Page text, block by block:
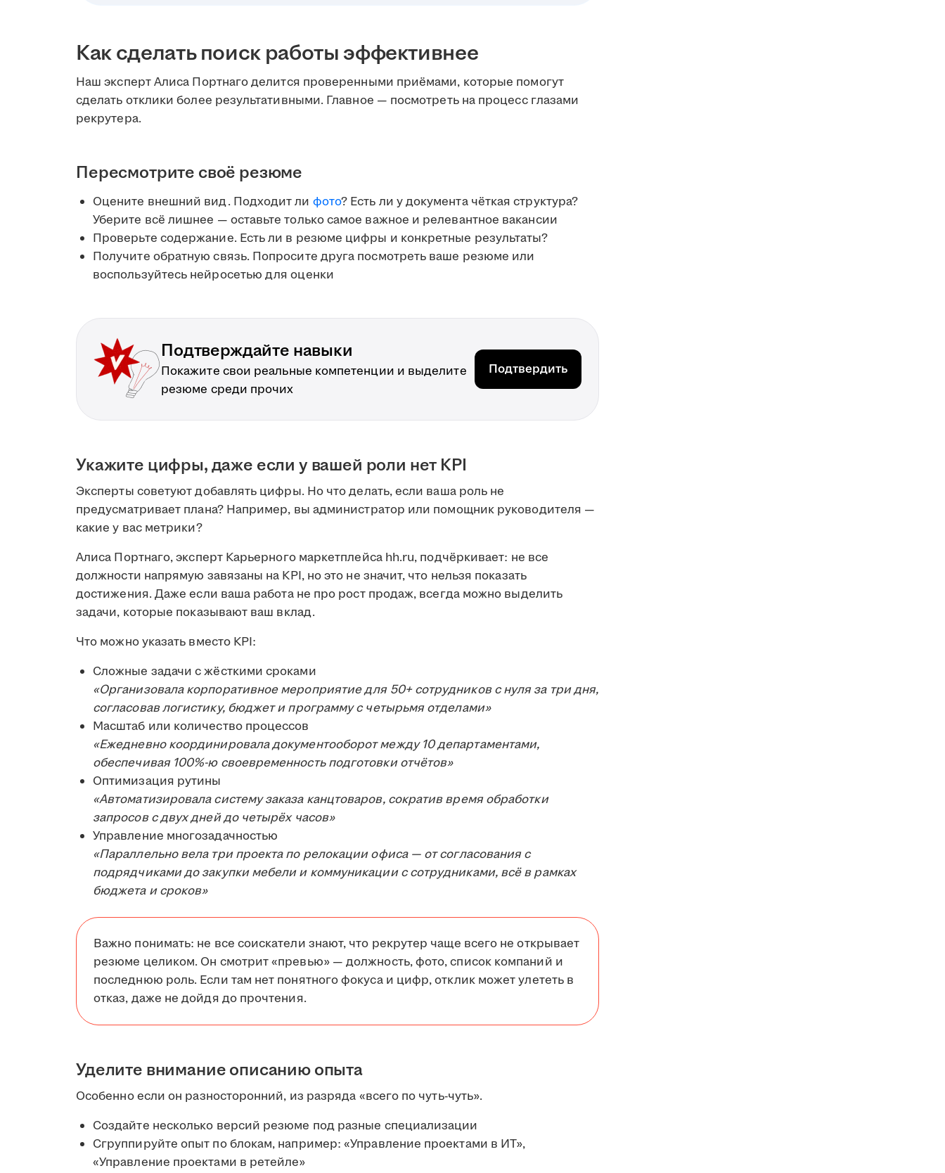
Как сделать поиск работы эффективнее
Наш эксперт Алиса Портнаго делится проверенными приёмами, которые помогут
сделать отклики более результативными. Главное — посмотреть на процесс глазами
рекрутера.
Пересмотрите своё резюме
Оцените внешний вид. Подходит ли фото? Есть ли у документа чёткая структура?
Уберите всё лишнее — оставьте только самое важное и релевантное вакансии
Проверьте содержание. Есть ли в резюме цифры и конкретные результаты?
Получите обратную связь. Попросите друга посмотреть ваше резюме или
воспользуйтесь нейросетью для оценки
Подтверждайте навыки
Покажите свои реальные компетенции и выделите
резюме среди прочих
Подтвердить
Укажите цифры, даже если у вашей роли нет KPI
Эксперты советуют добавлять цифры. Но что делать, если ваша роль не
предусматривает плана? Например, вы администратор или помощник руководителя —
какие у вас метрики?
Алиса Портнаго, эксперт Карьерного маркетплейса hh.ru, подчёркивает: не все
должности напрямую завязаны на KPI, но это не значит, что нельзя показать
достижения. Даже если ваша работа не про рост продаж, всегда можно выделить
задачи, которые показывают ваш вклад.
Что можно указать вместо KPI:
Сложные задачи с жёсткими сроками
«Организовала корпоративное мероприятие для 50+ сотрудников с нуля за три дня,
согласовав логистику, бюджет и программу с четырьмя отделами»
Масштаб или количество процессов
«Ежедневно координировала документооборот между 10 департаментами,
обеспечивая 100%-ю своевременность подготовки отчётов»
Оптимизация рутины
«Автоматизировала систему заказа канцтоваров, сократив время обработки
запросов с двух дней до четырёх часов»
Управление многозадачностью
«Параллельно вела три проекта по релокации офиса — от согласования с
подрядчиками до закупки мебели и коммуникации с сотрудниками, всё в рамках
бюджета и сроков»
Важно понимать: не все соискатели знают, что рекрутер чаще всего не открывает
резюме целиком. Он смотрит «превью» — должность, фото, список компаний и
последнюю роль. Если там нет понятного фокуса и цифр, отклик может улететь в
отказ, даже не дойдя до прочтения.
Уделите внимание описанию опыта
Особенно если он разносторонний, из разряда «всего по чуть-чуть».
Создайте несколько версий резюме под разные специализации
Сгруппируйте опыт по блокам, например: «Управление проектами в ИТ»,
«Управление проектами в ретейле»